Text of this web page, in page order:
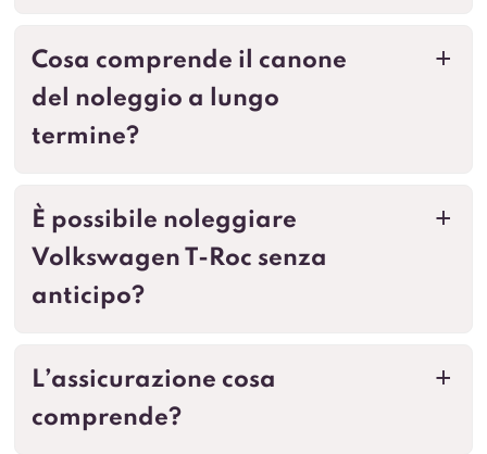
a
Cosa comprende il canone
del noleggio a lungo
termine?
a
È possibile noleggiare
Volkswagen T-Roc senza
anticipo?
a
L’assicurazione cosa
comprende?